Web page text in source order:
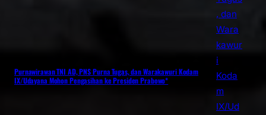
Purnawirawan TNI AD, PNS Purna Tugas, dan Warakawuri Kodam
IX/Udayana Mohon Pengasihan ke Presiden Prabowo*